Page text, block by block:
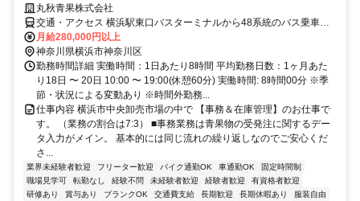
丸秋青果株式会社
交通・アクセス 横浜駅東⼝バスターミナルから48系統のバス乗⾞
「中央市場前」下⾞より徒歩0分
月給280,000円以上
神奈川県横浜市神奈川区
勤務時間詳細 実働時間：1日あたり8時間 平均勤務日数：1ヶ月あた
り18日 〜 20日 10:00 〜 19:00(休憩60分) 実働時間: 8時間00分 ※季
節・状況による変動あり ※時間外勤務...
仕事内容 横浜市中央卸売市場の中で 【事務＆在庫管理】のお仕事で
す。 （業務の割合は7:3） ■事務業務は青果物の受発注に関するデー
タ入力がメイン。 基本的には同じ流れの繰り返しなのでご安心くだ
さ...
業界未経験者歓迎 フリーター歓迎 バイク通勤OK 車通勤OK
固定時間制
職場見学可
転勤なし 経験不問 未経験者歓迎 経験者歓迎
有資格者歓迎
研修あり
賞与あり ブランクOK 交通費支給 長期歓迎 長期休暇あり
服装自由